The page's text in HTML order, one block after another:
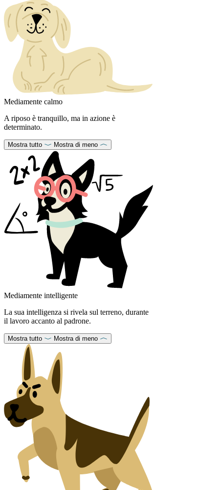
Mediamente calmo
A riposo è tranquillo, ma in azione è
determinato.
Mostra tutto Mostra di meno
Mediamente intelligente
La sua intelligenza si rivela sul terreno, durante
il lavoro accanto al padrone.
Mostra tutto Mostra di meno